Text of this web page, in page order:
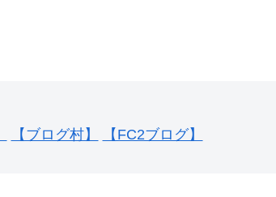
【ブログ村】 【FC2ブログ】